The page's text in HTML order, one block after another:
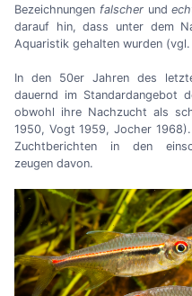
Bezeichnungen falscherund
darauf hin, dass unter dem
Aquaristik gehalten wurden (vgl.
In den 50er Jahren des
dauernd im Standardangebot
obwohl ihre Nachzucht als
1950, Vogt 1959, Jocher
Zuchtberichten in den
zeugen davon.